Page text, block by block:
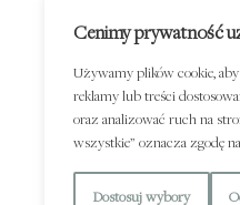
Cenimy prywatność
Używamy plików cookie,
reklamy lub treści
oraz analizować ruch na
wszystkie” oznacza zgodę
Dostosuj wybory